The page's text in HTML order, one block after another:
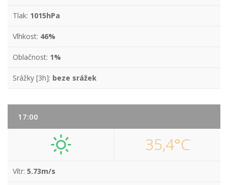
Tlak: 1015hPa
Vlhkost: 46%
Oblačnost: 1%
Srážky [3h]: beze srážek
17:00
35,4°C
Vítr: 5.73m/s